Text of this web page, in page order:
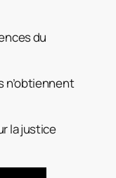
du
n’obtiennent
la justice